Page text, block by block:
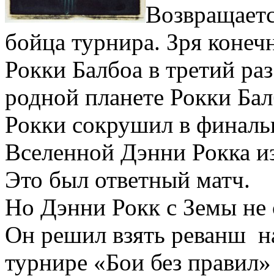
бойца турнира. Зря
Рокки Балбоа в третий
родной планете Рокки
Рокки сокрушил в
Вселенной Дэнни Рокка
Это был ответный матч.
Но Дэнни Рокк с Земы не
Он решил взять реванш
турнире «Бои без